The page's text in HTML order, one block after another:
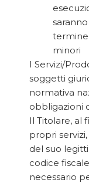
termine
minori
I Servizi/
soggetti
normativa
obbligazioni
Il Titolare, al
propri
del suo
codice
necessario